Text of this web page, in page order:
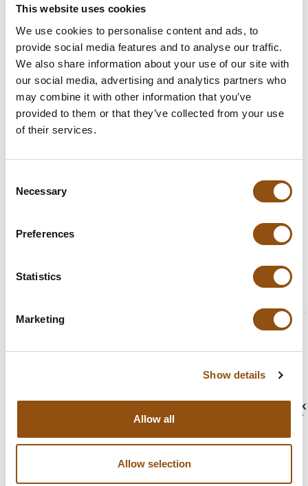
This website uses cookies
We use cookies to personalise content and ads, to
provide social media features and to analyse our traffic.
We also share information about your use of our site with
our social media, advertising and analytics partners who
may combine it with other information that you’ve
provided to them or that they’ve collected from your use
of their services.
Selection
Necessary
Preferences
Statistics
Marketing
Show details
Allow all
Allow selection
logo's op chocolade
869
OKRA
vzw
service!